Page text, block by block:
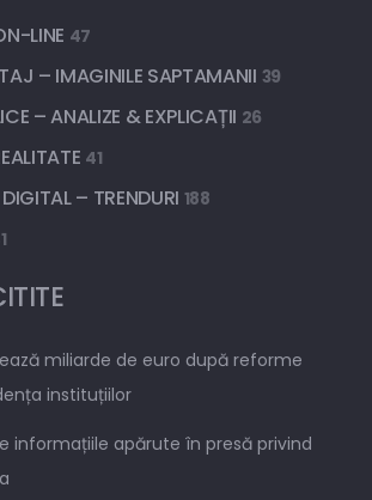
LINE 47
– IMAGINILE SAPTAMANII 39
– ANALIZE & EXPLICAȚII 26
41
– TRENDURI 188
miliarde de euro după reforme
instituțiilor
informațiile apărute în presă privind